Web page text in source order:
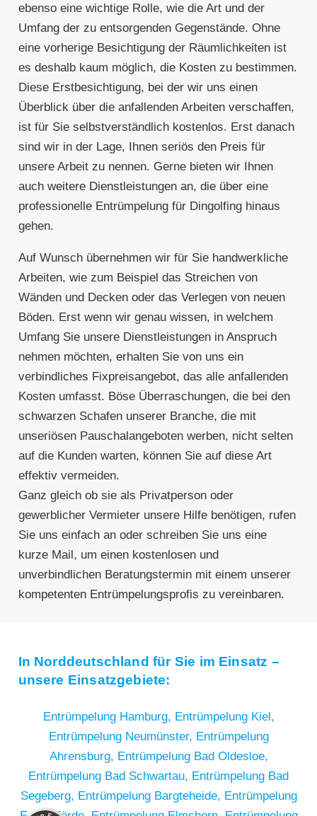
ebenso eine wichtige Rolle, wie die Art und der
Umfang der zu entsorgenden Gegenstände. Ohne
eine vorherige Besichtigung der Räumlichkeiten ist
es deshalb kaum möglich, die Kosten zu bestimmen.
Diese Erstbesichtigung, bei der wir uns einen
Überblick über die anfallenden Arbeiten verschaffen,
ist für Sie selbstverständlich kostenlos. Erst danach
sind wir in der Lage, Ihnen seriös den Preis für
unsere Arbeit zu nennen. Gerne bieten wir Ihnen
auch weitere Dienstleistungen an, die über eine
professionelle Entrümpelung für Dingolfing hinaus
gehen.
Auf Wunsch übernehmen wir für Sie handwerkliche
Arbeiten, wie zum Beispiel das Streichen von
Wänden und Decken oder das Verlegen von neuen
Böden. Erst wenn wir genau wissen, in welchem
Umfang Sie unsere Dienstleistungen in Anspruch
nehmen möchten, erhalten Sie von uns ein
verbindliches Fixpreisangebot, das alle anfallenden
Kosten umfasst. Böse Überraschungen, die bei den
schwarzen Schafen unserer Branche, die mit
unseriösen Pauschalangeboten werben, nicht selten
auf die Kunden warten, können Sie auf diese Art
effektiv vermeiden.
Ganz gleich ob sie als Privatperson oder
gewerblicher Vermieter unsere Hilfe benötigen, rufen
Sie uns einfach an oder schreiben Sie uns eine
kurze Mail, um einen kostenlosen und
unverbindlichen Beratungstermin mit einem unserer
kompetenten Entrümpelungsprofis zu vereinbaren.
In Norddeutschland für Sie im Einsatz –
unsere Einsatzgebiete:
Entrümpelung Hamburg, Entrümpelung Kiel,
Entrümpelung Neumünster, Entrümpelung
Ahrensburg, Entrümpelung Bad Oldesloe,
Entrümpelung Bad Schwartau, Entrümpelung Bad
Segeberg, Entrümpelung Bargteheide, Entrümpelung
Kundenbewertungen und Erfahrungen zu
RümpelButler